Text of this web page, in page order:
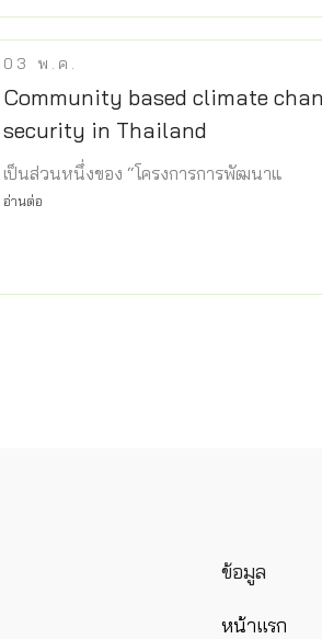
03 พ.ค.
Community based climate
security in Thailand
เป็นส่วนหนึ่งของ “โครงการการพัฒนาแ
อ่านต่อ
ข้อมูล
หน้าแรก